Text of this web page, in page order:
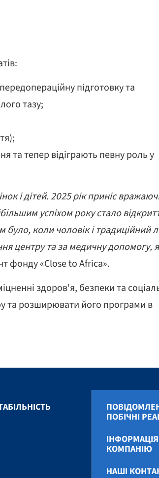
підготовку та
тазу;
тепер відіграють певну роль у
і дітей. 2025 рік приніс
успіхом року стало
коли чоловік і традиційний
центру та за медичну допомогу,
фонду «Close to Africa».
здоров'я, безпеки та
та розширювати його програми в
ПОБІЧНІ
КОМПАНІЮ
НАШІ